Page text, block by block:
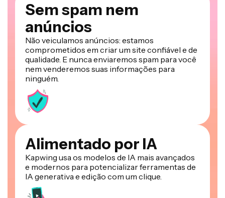
Sem spam nem
anúncios
Não veiculamos anúncios: estamos
comprometidos em criar um site confiável e de
qualidade. E nunca enviaremos spam para você
nem venderemos suas informações para
ninguém.
Alimentado por IA
Kapwing usa os modelos de IA mais avançados
e modernos para potencializar ferramentas de
IA generativa e edição com um clique.